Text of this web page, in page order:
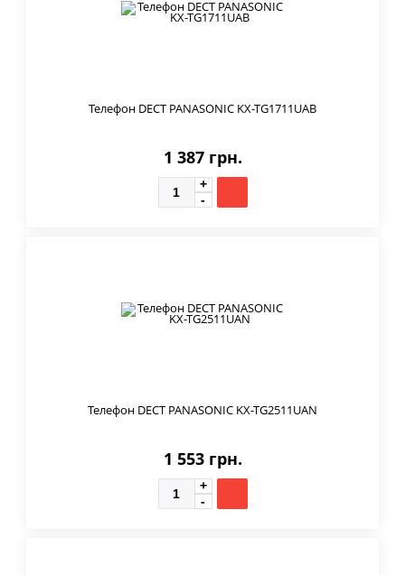
Телефон DECT PANASONIC KX-TG1711UAB
1 387 грн.
Телефон DECT PANASONIC KX-TG2511UAN
1 553 грн.